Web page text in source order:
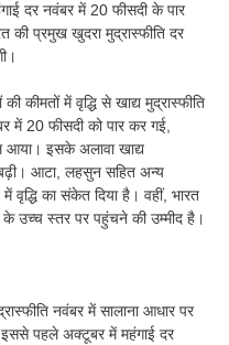
दर नवंबर में 20 फीसदी के पार
की प्रमुख खुदरा मुद्रास्फीति दर
कीमतों में वृद्धि से खाद्य मुद्रास्फीति
में 20 फीसदी को पार कर गई,
आया। इसके अलावा खाद्य
बढ़ी। आटा, लहसुन सहित अन्य
में वृद्धि का संकेत दिया है। वहीं, भारत
उच्च स्तर पर पहुंचने की उम्मीद है।
नवंबर में सालाना आधार पर
पहले अक्टूबर में महंगाई दर